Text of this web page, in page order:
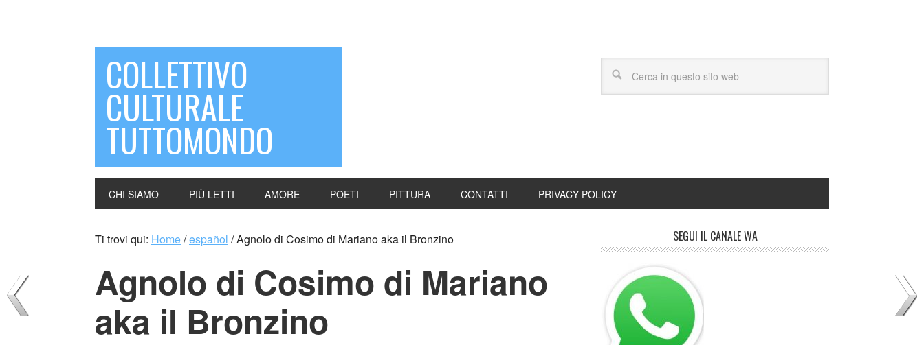
COLLETTIVO
CULTURALE
TUTTOMONDO
CHI SIAMO PIÙ LETTI AMORE POETI PITTURA CONTATTI PRIVACY POLICY
Ti trovi qui: Home/español /Agnolo di Cosimo di Mariano aka il Bronzino
Agnolo di Cosimo di Mariano
aka il Bronzino
SEGUI IL CANALE WA